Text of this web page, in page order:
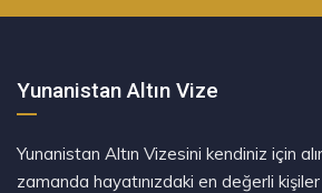
Yunanistan Altın Vize
Yunanistan Altın Vizesini kendiniz için
zamanda hayatınızdaki en değerli